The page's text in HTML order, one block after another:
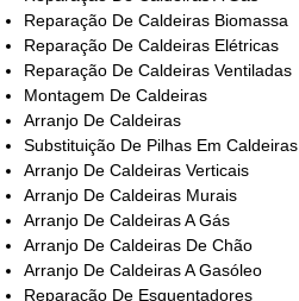
Reparação De Caldeiras Biomassa
Reparação De Caldeiras Elétricas
Reparação De Caldeiras Ventiladas
Montagem De Caldeiras
Arranjo De Caldeiras
Substituição De Pilhas Em Caldeiras
Arranjo De Caldeiras Verticais
Arranjo De Caldeiras Murais
Arranjo De Caldeiras A Gás
Arranjo De Caldeiras De Chão
Arranjo De Caldeiras A Gasóleo
Reparação De Esquentadores